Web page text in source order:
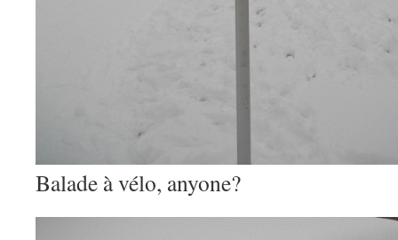
Balade à vélo, anyone?